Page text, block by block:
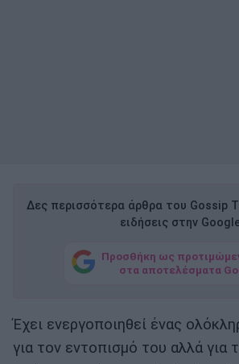
Δες περισσότερα άρθρα του Gossip
ειδήσεις στην
Προσθήκη ως
στα αποτελέσματα
Έχει ενεργοποιηθεί ένας
για τον εντοπισμό του αλλά για